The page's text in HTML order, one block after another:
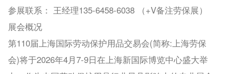
参展联系： 王经理135-6458-6038 （+V备注劳保展）
展会概况
第110届上海国际劳动保护用品交易会(简称:上海劳保
会)将于2026年4月7-9日在上海新国际博览中心盛大举